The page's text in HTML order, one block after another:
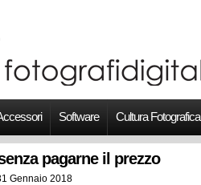
Software Cultura Fotografica
pagarne il prezzo
Gennaio 2018